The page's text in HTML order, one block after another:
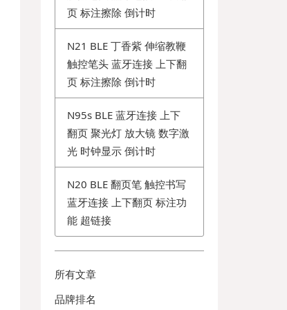
页 标注擦除 倒计时
N21 BLE 丁香紫 伸缩教鞭
触控笔头 蓝牙连接 上下翻
页 标注擦除 倒计时
N95s BLE 蓝牙连接 上下
翻页 聚光灯 放大镜 数字激
光 时钟显示 倒计时
N20 BLE 翻页笔 触控书写
蓝牙连接 上下翻页 标注功
能 超链接
所有文章
品牌排名